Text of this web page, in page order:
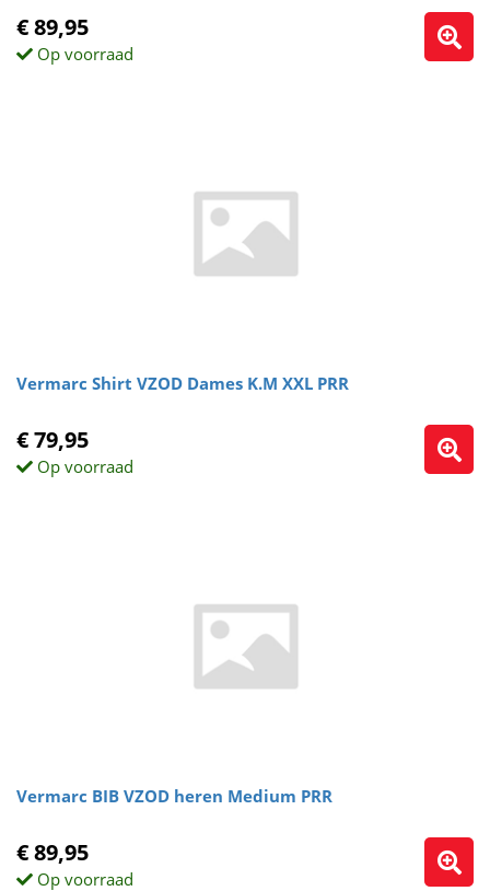
€ 89,95
Op voorraad
Vermarc Shirt VZOD Dames K.M XXL PRR
€ 79,95
Op voorraad
Vermarc BIB VZOD heren Medium PRR
€ 89,95
Op voorraad